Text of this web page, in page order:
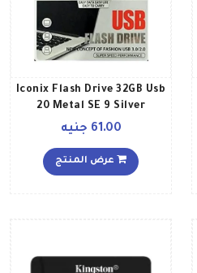
Iconix Flash Drive 32GB Usb
20 Metal SE 9 Silver
61.00 جنيه
عرض المنتج